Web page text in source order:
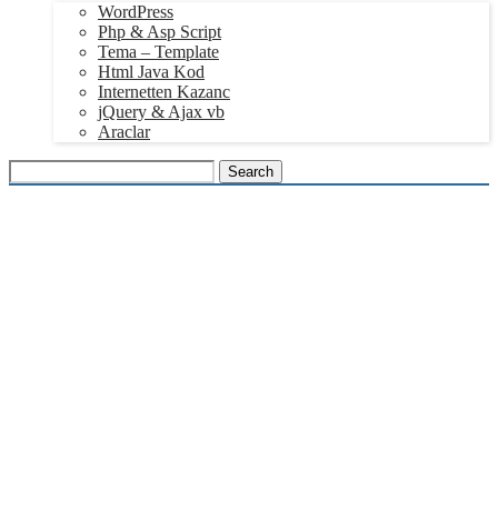
WordPress
Php & Asp Script
Tema – Template
Html Java Kod
Internetten Kazanc
jQuery & Ajax vb
Araclar